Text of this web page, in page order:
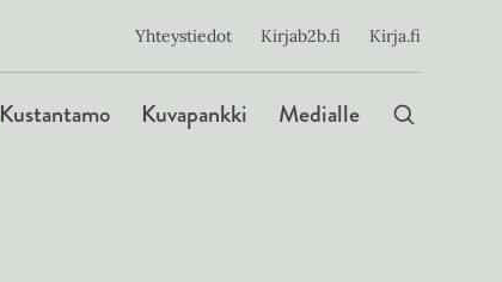
Yhteystiedot Kirjab2b.fi Kirja.fi
Päävalikko
Kustantamo Kuvapankki Medialle